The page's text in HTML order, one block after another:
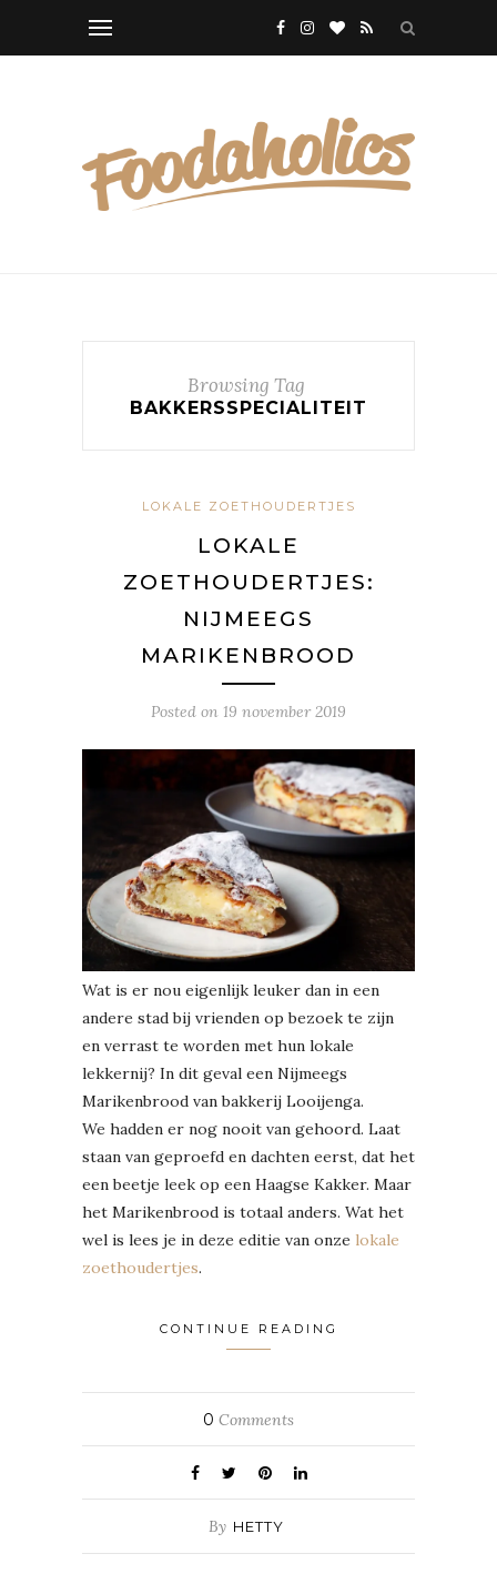
Browsing Tag
BAKKERSSPECIALITEIT
LOKALE ZOETHOUDERTJES
LOKALE
ZOETHOUDERTJES:
NIJMEEGS
MARIKENBROOD
Posted on 19 november 2019
Wat is er nou eigenlijk leuker dan in een
andere stad bij vrienden op bezoek te zijn
en verrast te worden met hun lokale
lekkernij? In dit geval een Nijmeegs
Marikenbrood van bakkerij Looijenga.
We hadden er nog nooit van gehoord. Laat
staan van geproefd en dachten eerst, dat het
een beetje leek op een Haagse Kakker. Maar
het Marikenbrood is totaal anders. Wat het
wel is lees je in deze editie van onze lokale
zoethoudertjes.
CONTINUE READING
0 Comments
By HETTY